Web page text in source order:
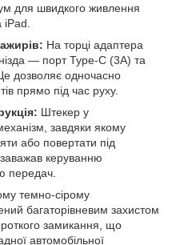
для швидкого живлення
На торці адаптера
— порт Type-C (3A) та
дозволяє одночасно
прямо під час руху.
Штекер у
завдяки якому
або повертати під
керуванню
передач.
темно-сірому
багаторівневим захистом
замикання, що
автомобільної